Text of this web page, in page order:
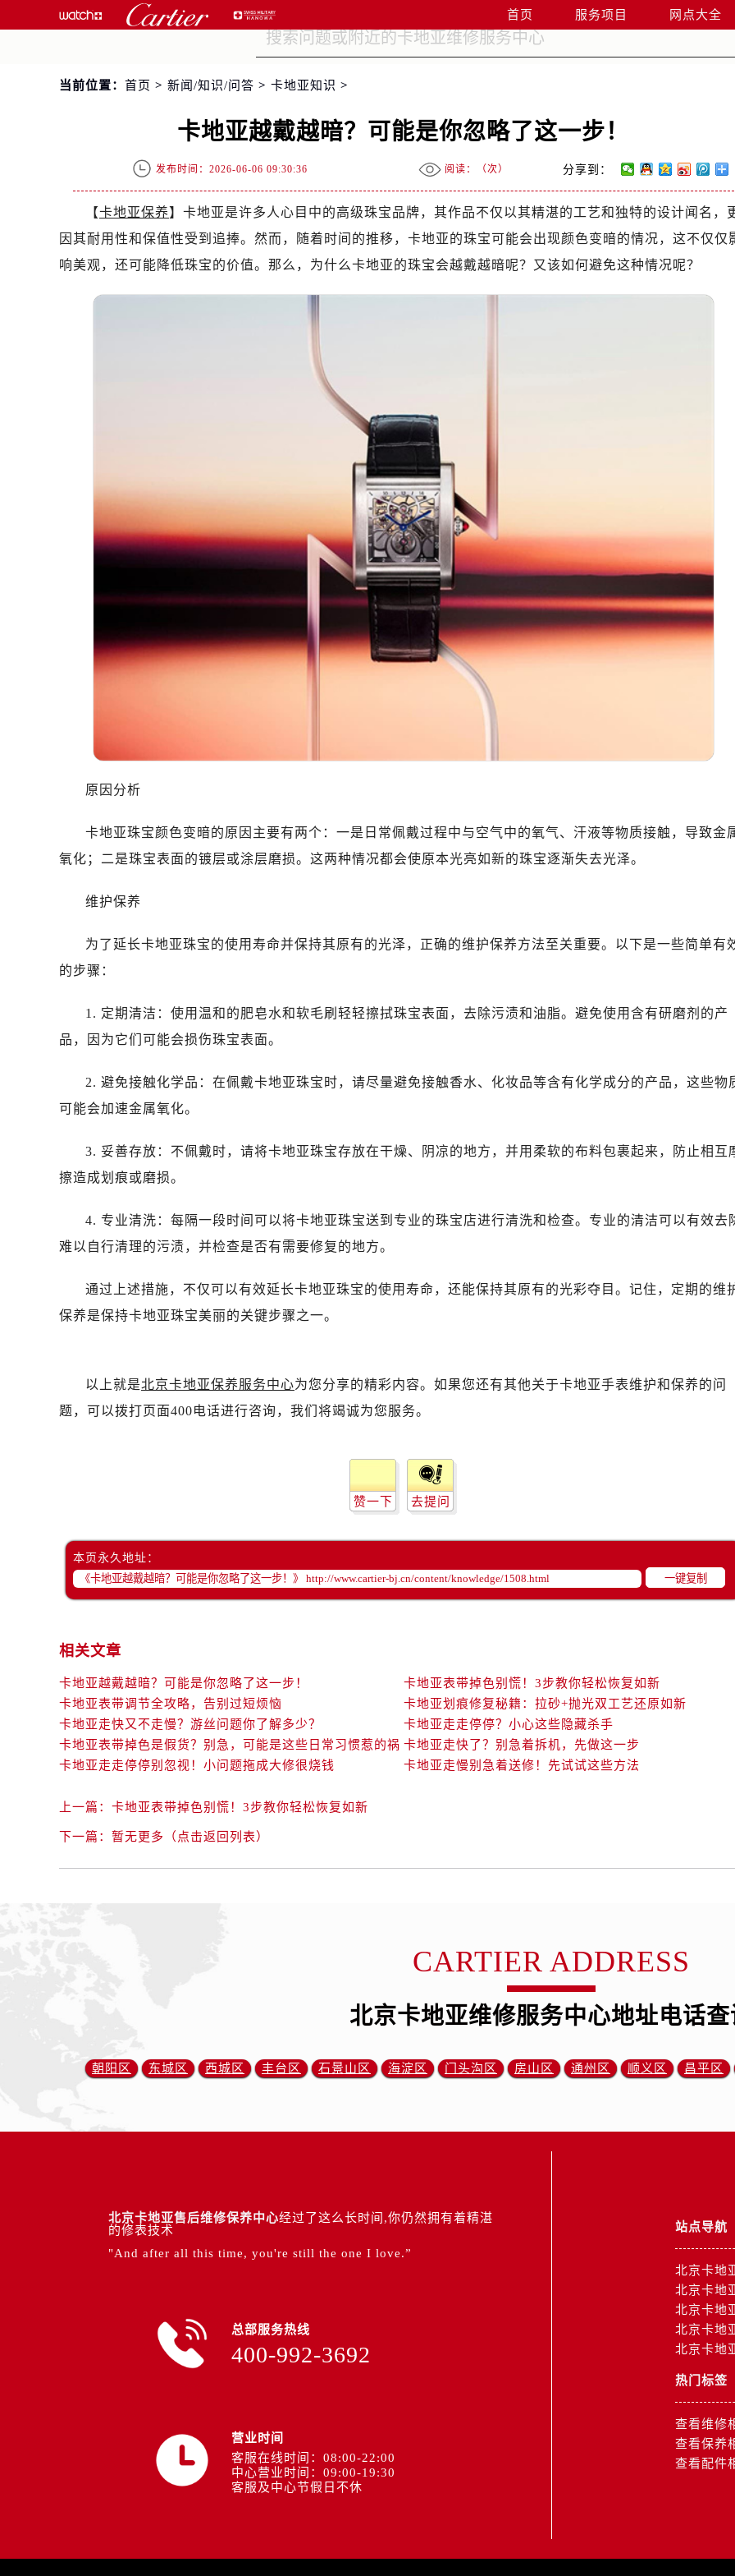
首页 服务项目 网点大全
当前位置： 首页 > 新闻/知识/问答 > 卡地亚知识 >
卡地亚越戴越暗？可能是你忽略了这一步！
发布时间：2026-06-06 09:30:36 阅读：（次） 分享到：
【卡地亚保养】卡地亚是许多人心目中的高级珠宝品牌，其作品不仅以其精湛的工艺和独特的设计闻名，
因其耐用性和保值性受到追捧。然而，随着时间的推移，卡地亚的珠宝可能会出现颜色变暗的情况，这不仅仅
响美观，还可能降低珠宝的价值。那么，为什么卡地亚的珠宝会越戴越暗呢？又该如何避免这种情况呢？
原因分析
卡地亚珠宝颜色变暗的原因主要有两个：一是日常佩戴过程中与空气中的氧气、汗液等物质接触，导致金
氧化；二是珠宝表面的镀层或涂层磨损。这两种情况都会使原本光亮如新的珠宝逐渐失去光泽。
维护保养
为了延长卡地亚珠宝的使用寿命并保持其原有的光泽，正确的维护保养方法至关重要。以下是一些简单有
的步骤：
1. 定期清洁：使用温和的肥皂水和软毛刷轻轻擦拭珠宝表面，去除污渍和油脂。避免使用含有研磨剂的产
品，因为它们可能会损伤珠宝表面。
2. 避免接触化学品：在佩戴卡地亚珠宝时，请尽量避免接触香水、化妆品等含有化学成分的产品，这些物
可能会加速金属氧化。
3. 妥善存放：不佩戴时，请将卡地亚珠宝存放在干燥、阴凉的地方，并用柔软的布料包裹起来，防止相互
擦造成划痕或磨损。
4. 专业清洗：每隔一段时间可以将卡地亚珠宝送到专业的珠宝店进行清洗和检查。专业的清洁可以有效去
难以自行清理的污渍，并检查是否有需要修复的地方。
通过上述措施，不仅可以有效延长卡地亚珠宝的使用寿命，还能保持其原有的光彩夺目。记住，定期的维
保养是保持卡地亚珠宝美丽的关键步骤之一。
以上就是北京卡地亚保养服务中心为您分享的精彩内容。如果您还有其他关于卡地亚手表维护和保养的问
题，可以拨打页面400电话进行咨询，我们将竭诚为您服务。
赞一下 去提问
本页永久地址：
一键复制
相关文章
卡地亚越戴越暗？可能是你忽略了这一步！
卡地亚表带掉色别慌！3步教你轻松恢复如新
卡地亚表带调节全攻略，告别过短烦恼
卡地亚划痕修复秘籍：拉砂+抛光双工艺还原如新
卡地亚走快又不走慢？游丝问题你了解多少？
卡地亚走走停停？小心这些隐藏杀手
卡地亚表带掉色是假货？别急，可能是这些日常习惯惹的祸 卡地亚走快了？别急着拆机，先做这一步
卡地亚走走停停别忽视！小问题拖成大修很烧钱
卡地亚走慢别急着送修！先试试这些方法
上一篇： 卡地亚表带掉色别慌！3步教你轻松恢复如新
下一篇： 暂无更多（点击返回列表）
CARTIER ADDRESS
北京卡地亚维修服务中心地址电话查
朝阳区 东城区 西城区 丰台区 石景山区 海淀区 门头沟区 房山区 通州区 顺义区 昌平区
北京卡地亚售后维修保养中心经过了这么长时间,你仍然拥有着精湛
的修表技术
"And after all this time, you're still the one I love.”
总部服务热线
400-992-3692
营业时间
客服在线时间：08:00-22:00
中心营业时间：09:00-19:30
客服及中心节假日不休
站点导航
北京卡地
北京卡地
北京卡地
北京卡地
北京卡地
热门标签
查看维修
查看保养
查看配件